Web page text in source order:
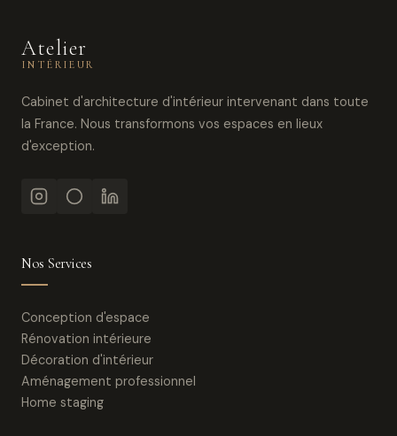
Atelier
INTÉRIEUR
Cabinet d'architecture d'intérieur intervenant dans toute
la France. Nous transformons vos espaces en lieux
d'exception.
Nos Services
Conception d'espace
Rénovation intérieure
Décoration d'intérieur
Aménagement professionnel
Home staging